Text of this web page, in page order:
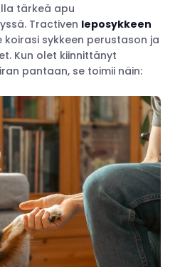
tärkeä apu
Tractiven leposykkeen
sykkeen perustason ja
Kun olet kiinnittänyt
pantaan, se toimii näin: